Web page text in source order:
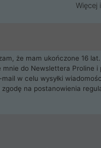
Więcej
że mam ukończone 16
mnie do Newslettera Proline
w celu wysyłki
zgodę na postanowienia